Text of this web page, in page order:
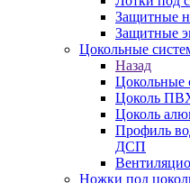
Защитные
Защитные
Цокольные
Назад
Цокольные
Цоколь
Цоколь
Профиль
ДСП
Ножки под